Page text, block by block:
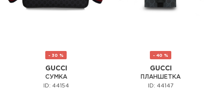
- 30 %
GUCCI
СУМКА
ID: 44154
- 40 %
GUCCI
ПЛАНШЕТКА
ID: 44147